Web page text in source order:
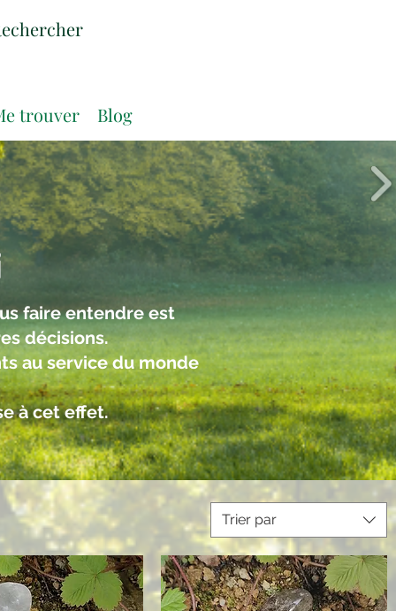
trouver Blog
faire entendre est
décisions.
au service du monde
à cet effet.
Trier par